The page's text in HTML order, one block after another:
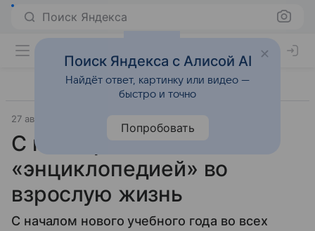
Поиск Яндекса
27 августа 2009
С паспортом и
«энциклопедией» во
взрослую жизнь
С началом нового учебного года во всех
Поиск Яндекса с Алисой AI
Найдёт ответ, картинку или видео —
быстро и точно
Попробовать